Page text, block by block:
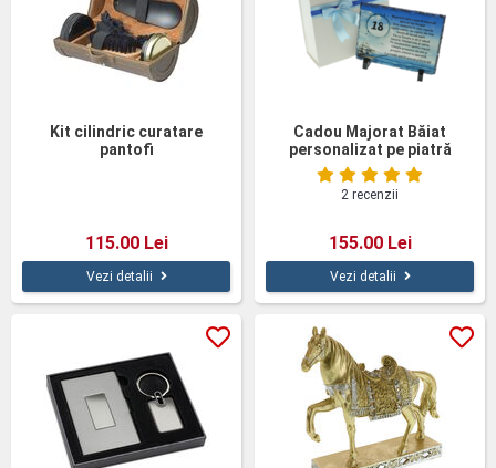
Kit cilindric curatare
pantofi
115.00 Lei
Vezi detalii
Cadou Majorat Băiat
personalizat pe piatră
ardezie
2 recenzii
155.00 Lei
Vezi detalii